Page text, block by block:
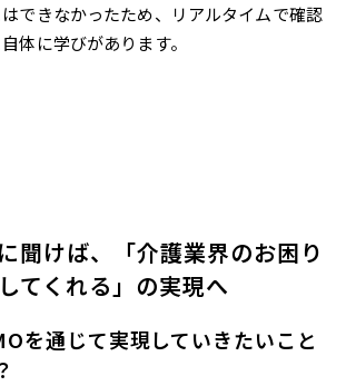
できなかったため、リアルタイムで確認
体に学びがあります。
けば、「介護業界のお困り
てくれる」の実現へ
を通じて実現していきたいこと